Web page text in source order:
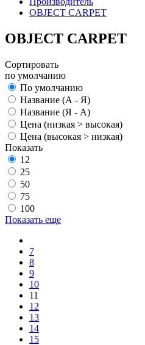
OBJECT CARPET
OBJECT CARPET
Сортировать
по умолчанию
По умолчанию
Название (А - Я)
Название (Я - А)
Цена (низкая > высокая)
Цена (высокая > низкая)
Показать
12
25
50
75
100
Показать еще
7
8
9
10
11
12
13
14
15